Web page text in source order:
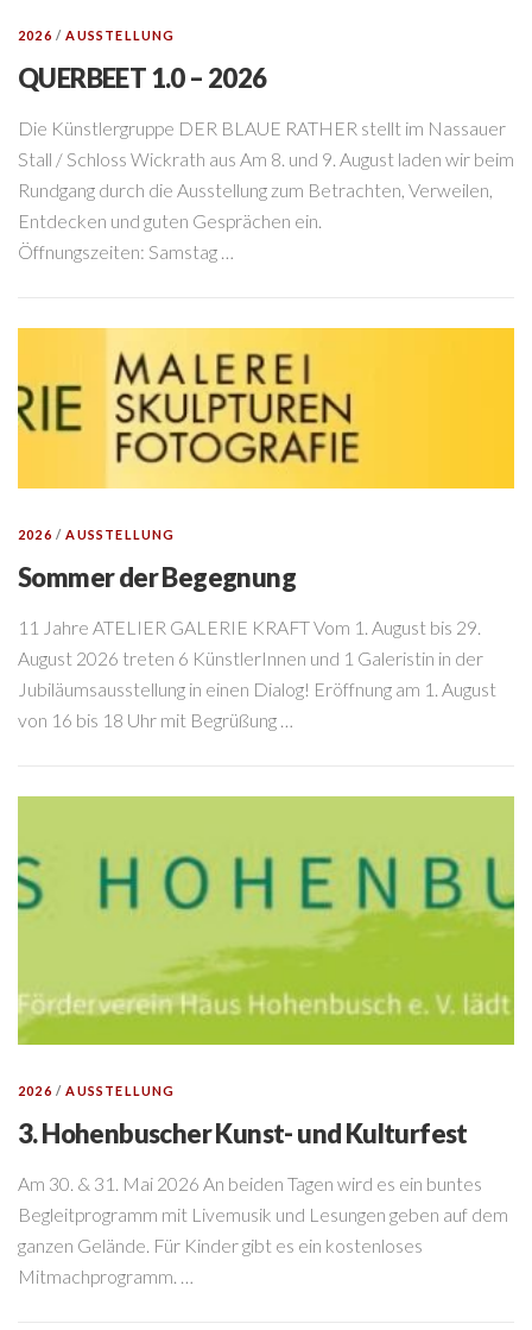
2026 /AUSSTELLUNG
QUERBEET 1.0 – 2026
Die Künstlergruppe DER BLAUE RATHER stellt im Nassauer
Stall / Schloss Wickrath aus Am 8. und 9. August laden wir beim
Rundgang durch die Ausstellung zum Betrachten, Verweilen,
Entdecken und guten Gesprächen ein.
Öffnungszeiten: Samstag …
2026 /AUSSTELLUNG
Sommer der Begegnung
11 Jahre ATELIER GALERIE KRAFT Vom 1. August bis 29.
August 2026 treten 6 KünstlerInnen und 1 Galeristin in der
Jubiläumsausstellung in einen Dialog! Eröffnung am 1. August
von 16 bis 18 Uhr mit Begrüßung …
2026 /AUSSTELLUNG
3. Hohenbuscher Kunst- und Kulturfest
Am 30. & 31. Mai 2026 An beiden Tagen wird es ein buntes
Begleitprogramm mit Livemusik und Lesungen geben auf dem
ganzen Gelände. Für Kinder gibt es ein kostenloses
Mitmachprogramm. …